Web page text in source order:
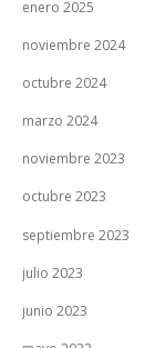
enero 2025
noviembre 2024
octubre 2024
marzo 2024
noviembre 2023
octubre 2023
septiembre 2023
julio 2023
junio 2023